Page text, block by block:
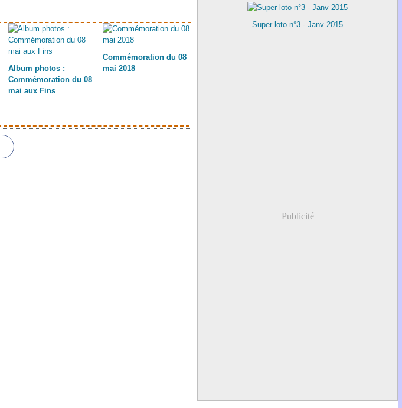
Album photos :
Commémoration du 08
mai aux Fins
Commémoration du 08
mai 2018
Super loto n°3 - Janv 2015
Publicité